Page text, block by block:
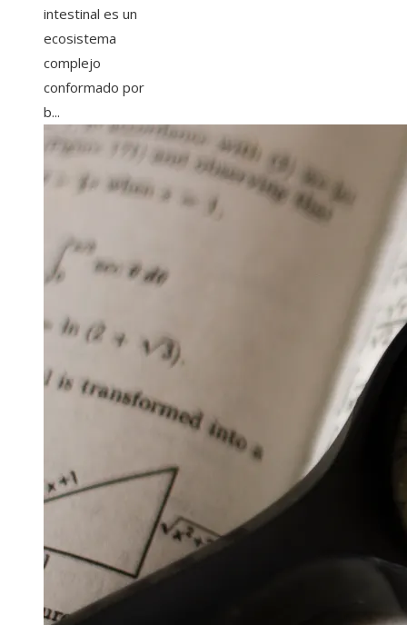
intestinal es un
ecosistema
complejo
conformado por
b...